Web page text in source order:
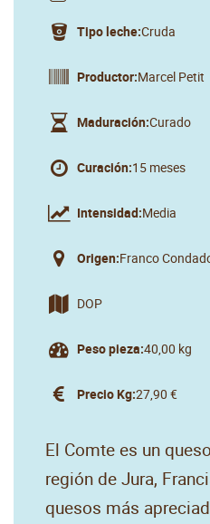
Tipo leche:Cruda
Productor:Marcel Petit
Maduración:Curado
Curación:15 meses
Intensidad:Media
Origen:Franco
DOP
Peso pieza:40,00 kg
Precio Kg:27,90 €
El Comte es un
región de Jura,
quesos más